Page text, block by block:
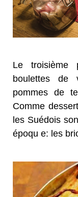
Le troisième
boulettes de
pommes de
Comme
les Suédois
époqu e: les